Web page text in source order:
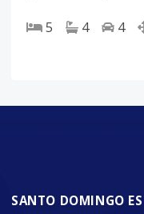
5 4 4
SANTO DOMINGO